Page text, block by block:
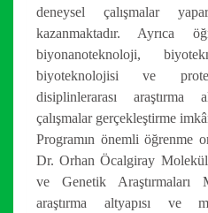
deneysel çalışmalar
kazanmaktadır. Ayrıca
biyonanoteknoloji,
biyoteknolojisi ve
disiplinlerarası araştırma
çalışmalar gerçekleştirme
Programın önemli öğrenme
Dr. Orhan Öcalgiray
ve Genetik Araştırmaları
araştırma altyapısı ve